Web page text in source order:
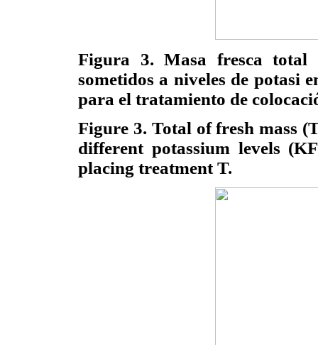
Figura 3. Masa fresca total
sometidos a niveles de potasi
para el tratamiento de
Figure 3. Total of fresh mass
different potassium levels
placing treatment T.